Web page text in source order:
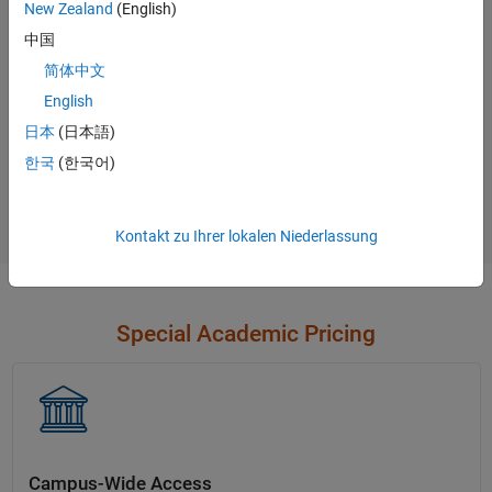
Special Academic Pricing
Campus-Wide Access
New Zealand (English)
中国
简体中文
English
日本 (日本語)
한국 (한국어)
Kontakt zu Ihrer lokalen Niederlassung